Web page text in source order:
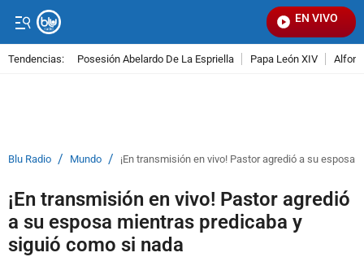
EN VIVO
Tendencias: Posesión Abelardo De La Espriella Papa León XIV
Blu Radio / Mundo / ¡En transmisión en vivo! Pastor agredió a su
¡En transmisión en vivo! Pastor agredió
a su esposa mientras predicaba y
siguió como si nada